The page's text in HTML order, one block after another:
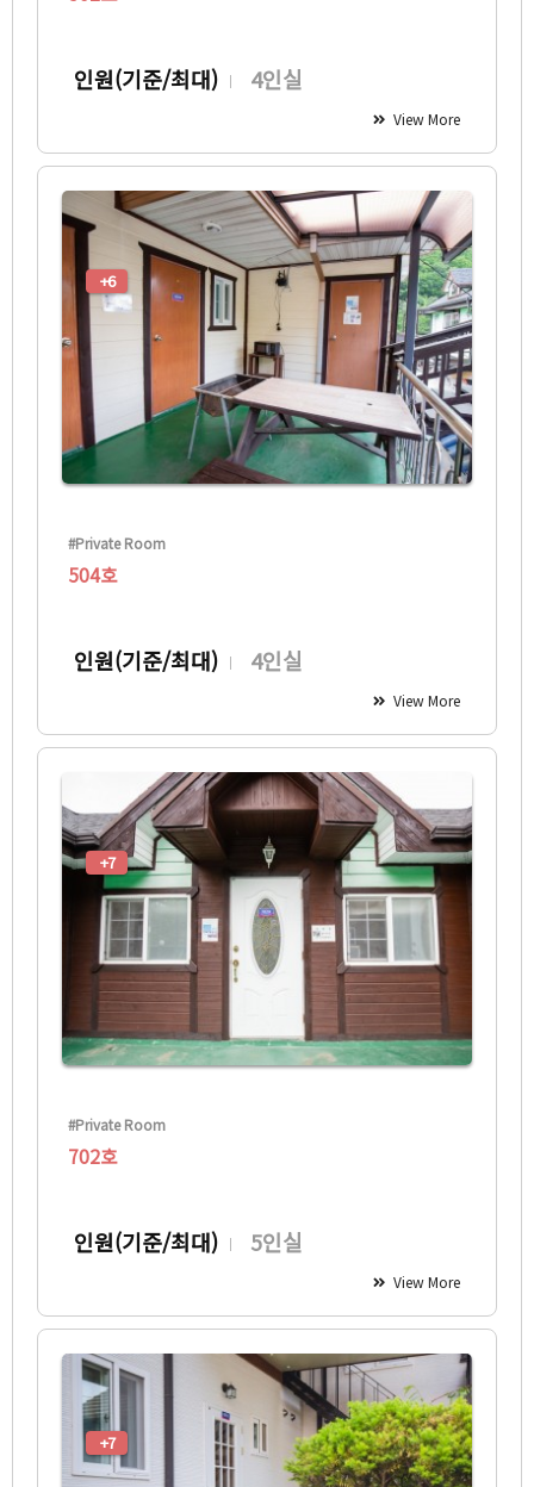
인원(기준/최대) 4인실
View More
+6
#Private Room
504호
인원(기준/최대) 4인실
View More
+7
#Private Room
702호
인원(기준/최대) 5인실
View More
+7